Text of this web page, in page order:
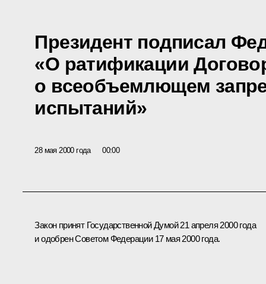
Президент подписал
«О ратификации
о всеобъемлющем
испытаний»
28 мая 2000 года 00:00
Закон принят Государственной Думой 21 апреля 2000 года
и одобрен Советом Федерации 17 мая 2000 года.